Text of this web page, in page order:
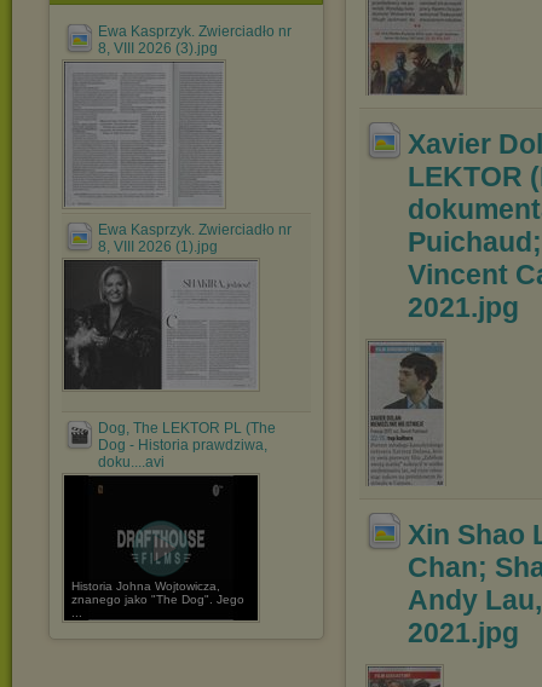
Ewa Kasprzyk. Zwierciadło nr
8, VIII 2026 (3).jpg
Ewa Kasprzyk. Zwierciadło nr
8, VIII 2026 (1).jpg
Dog, The LEKTOR PL (The
Dog - Historia prawdziwa,
doku....avi
Historia Johna Wojtowicza,
znanego jako "The Dog". Jego
Xavier
LEKTOR
Vincent
2021.jpg
Xin Shao
Chan; Sh
Andy
2021.jpg